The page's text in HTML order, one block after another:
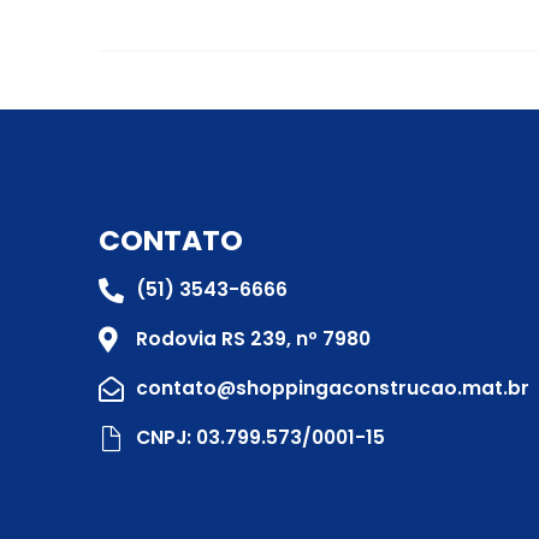
CONTATO
(51) 3543-6666
Rodovia RS 239, nº 7980
contato@shoppingaconstrucao.mat.br
CNPJ: 03.799.573/0001-15